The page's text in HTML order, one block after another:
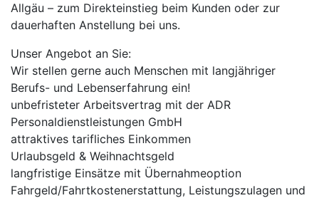
Allgäu – zum Direkteinstieg beim Kunden oder zur
dauerhaften Anstellung bei uns.
Unser Angebot an Sie:
Wir stellen gerne auch Menschen mit langjähriger
Berufs- und Lebenserfahrung ein!
unbefristeter Arbeitsvertrag mit der ADR
Personaldienstleistungen GmbH
attraktives tarifliches Einkommen
Urlaubsgeld & Weihnachtsgeld
langfristige Einsätze mit Übernahmeoption
Fahrgeld/Fahrtkostenerstattung, Leistungszulagen und